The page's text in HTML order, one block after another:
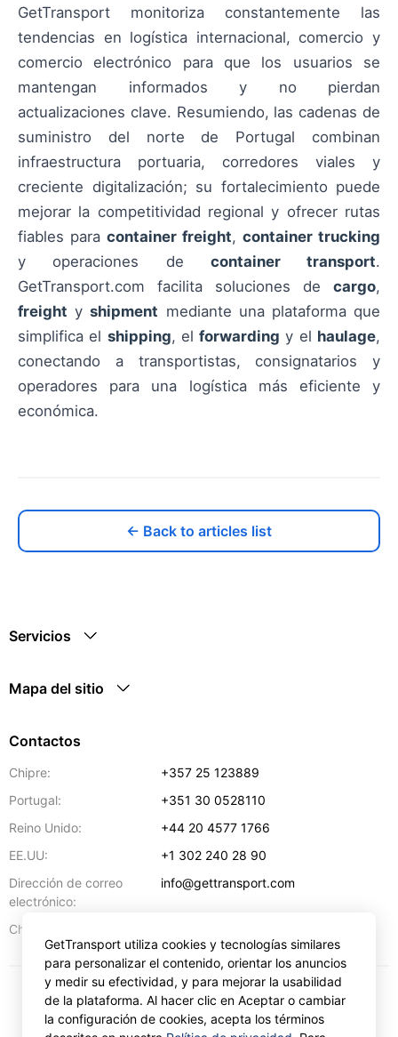
GetTransport monitoriza constantemente las
tendencias en logística internacional, comercio y
comercio electrónico para que los usuarios se
mantengan informados y no pierdan
actualizaciones clave. Resumiendo, las cadenas de
suministro del norte de Portugal combinan
infraestructura portuaria, corredores viales y
creciente digitalización; su fortalecimiento puede
mejorar la competitividad regional y ofrecer rutas
fiables para container freight, container trucking
y operaciones de container transport.
GetTransport.com facilita soluciones de cargo,
freight yshipment mediante una plataforma que
simplifica el shipping, elforwarding y el haulage,
conectando a transportistas, consignatarios y
operadores para una logística más eficiente y
económica.
← Back to articles list
Servicios
Mapa del sitio
Contactos
Chipre:
+357 25 123889
Portugal:
+351 30 0528110
Reino Unido:
+44 20 4577 1766
EE.UU:
+1 302 240 28 90
Dirección de correo
electrónico:
info@gettransport.com
Chipre:
EUR
GetTransport utiliza cookies y tecnologías similares
para personalizar el contenido, orientar los anuncios
y medir su efectividad, y para mejorar la usabilidad
de la plataforma. Al hacer clic en Aceptar o cambiar
la configuración de cookies, acepta los términos